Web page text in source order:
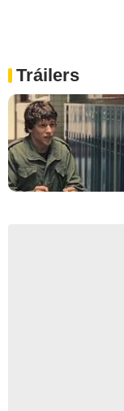
Tráilers